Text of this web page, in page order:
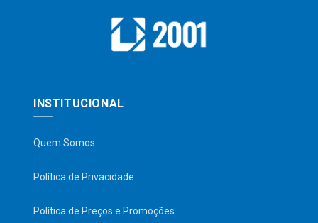
INSTITUCIONAL
Quem Somos
Política de Privacidade
Política de Preços e Promoções